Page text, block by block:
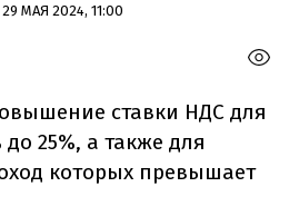
МАЯ 2024, 11:00
ставки НДС для
25%, а также для
которых превышает